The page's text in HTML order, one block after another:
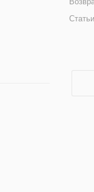
Статьи